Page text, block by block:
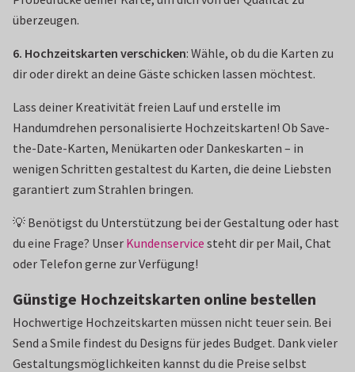
überzeugen.
6. Hochzeitskarten verschicken: Wähle, ob du die Karten zu
dir oder direkt an deine Gäste schicken lassen möchtest.
Lass deiner Kreativität freien Lauf und erstelle im
Handumdrehen personalisierte Hochzeitskarten! Ob Save-
the-Date-Karten, Menükarten oder Dankeskarten – in
wenigen Schritten gestaltest du Karten, die deine Liebsten
garantiert zum Strahlen bringen.
💡 Benötigst du Unterstützung bei der Gestaltung oder hast
du eine Frage? Unser Kundenservice steht dir per Mail, Chat
oder Telefon gerne zur Verfügung!
Günstige Hochzeitskarten online bestellen
Hochwertige Hochzeitskarten müssen nicht teuer sein. Bei
Send a Smile findest du Designs für jedes Budget. Dank vieler
Gestaltungsmöglichkeiten kannst du die Preise selbst